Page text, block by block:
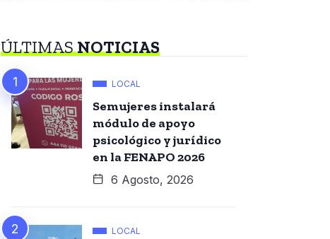
ÚLTIMASNOTICIAS
LOCAL
Semujeres instalará
módulo de apoyo
psicológico y jurídico
en la FENAPO 2026
6 Agosto, 2026
LOCAL